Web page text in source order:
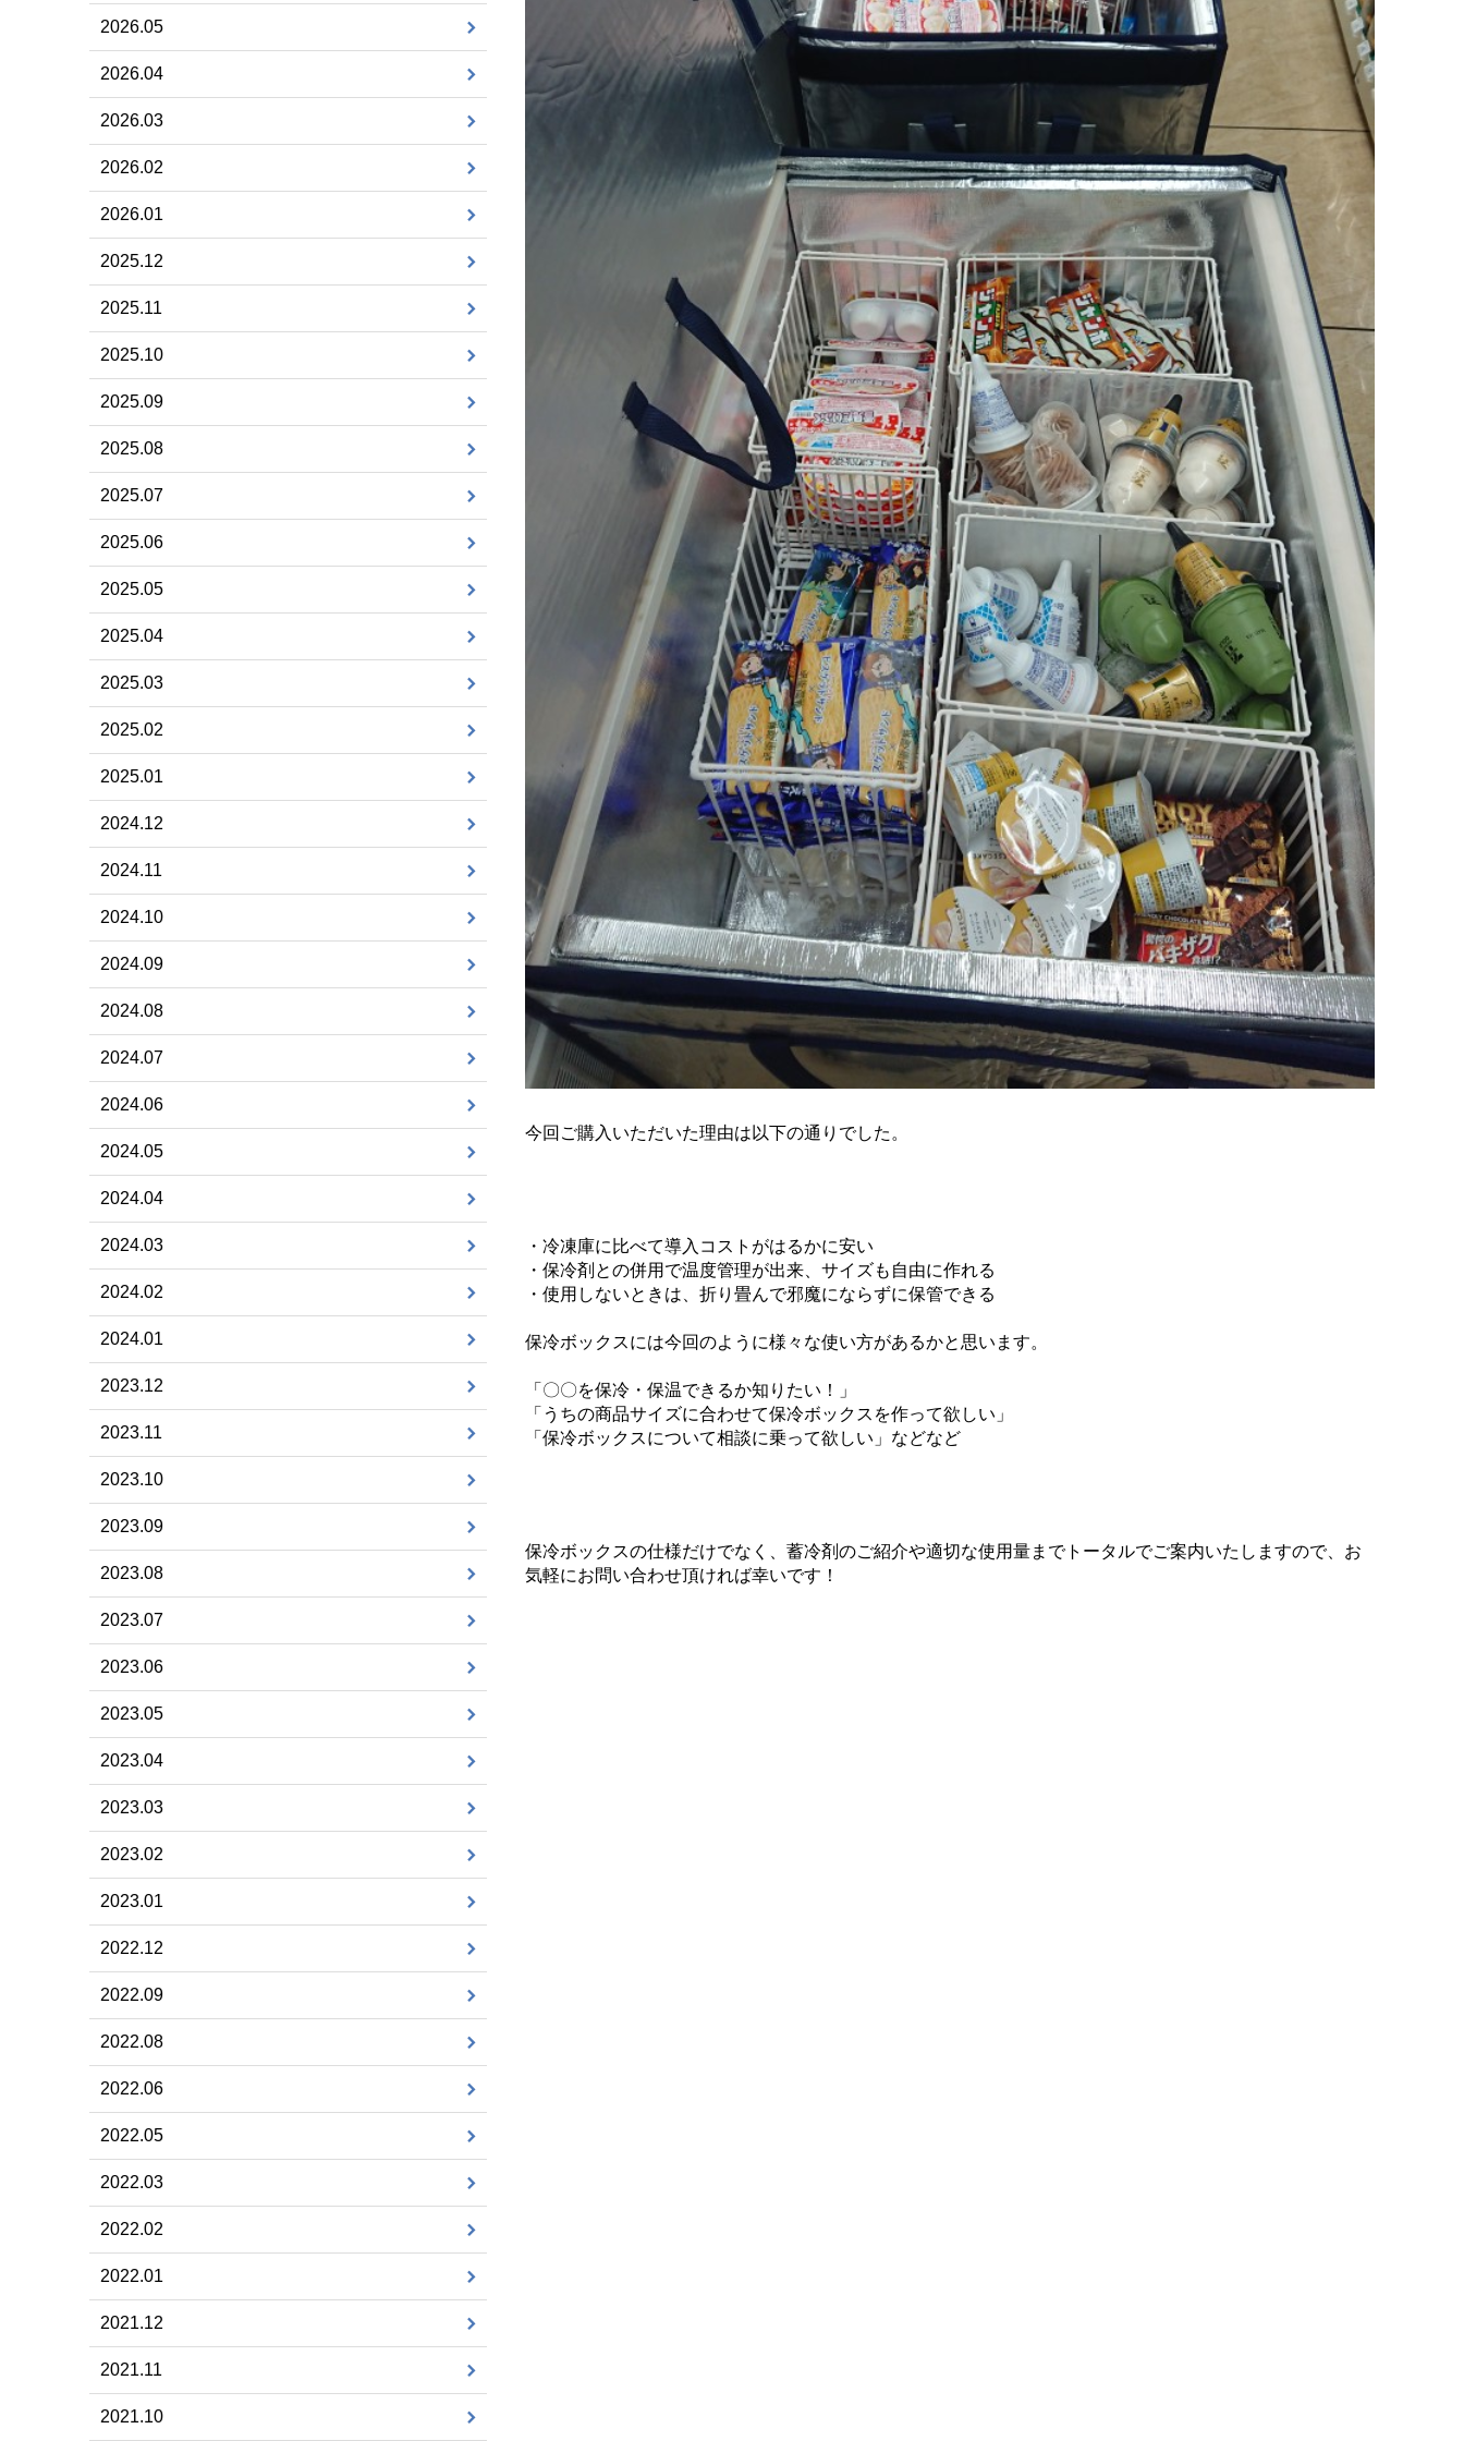
今回ご購入いただいた理由は以下の通りでした。
・冷凍庫に比べて導入コストがはるかに安い
・保冷剤との併用で温度管理が出来、サイズも自由に作れる
・使用しないときは、折り畳んで邪魔にならずに保管できる
保冷ボックスには今回のように様々な使い方があるかと思います。
「〇〇を保冷・保温できるか知りたい！」
「うちの商品サイズに合わせて保冷ボックスを作って欲しい」
「保冷ボックスについて相談に乗って欲しい」などなど
保冷ボックスの仕様だけでなく、蓄冷剤のご紹介や適切な使用量までトータルでご案内いたしますので、 お
気軽にお問い合わせ頂ければ幸いです！
2026.05
2026.04
2026.03
2026.02
2026.01
2025.12
2025.11
2025.10
2025.09
2025.08
2025.07
2025.06
2025.05
2025.04
2025.03
2025.02
2025.01
2024.12
2024.11
2024.10
2024.09
2024.08
2024.07
2024.06
2024.05
2024.04
2024.03
2024.02
2024.01
2023.12
2023.11
2023.10
2023.09
2023.08
2023.07
2023.06
2023.05
2023.04
2023.03
2023.02
2023.01
2022.12
2022.09
2022.08
2022.06
2022.05
2022.03
2022.02
2022.01
2021.12
2021.11
2021.10